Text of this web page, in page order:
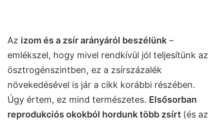
Az izom és a zsír arányáról beszélünk –
emlékszel, hogy mivel rendkívül jól teljesítünk az
ösztrogénszintben, ez a zsírszázalék
növekedésével is jár a cikk korábbi részében.
Úgy értem, ez mind természetes. Elsősorban
reprodukciós okokból hordunk több zsírt (és az